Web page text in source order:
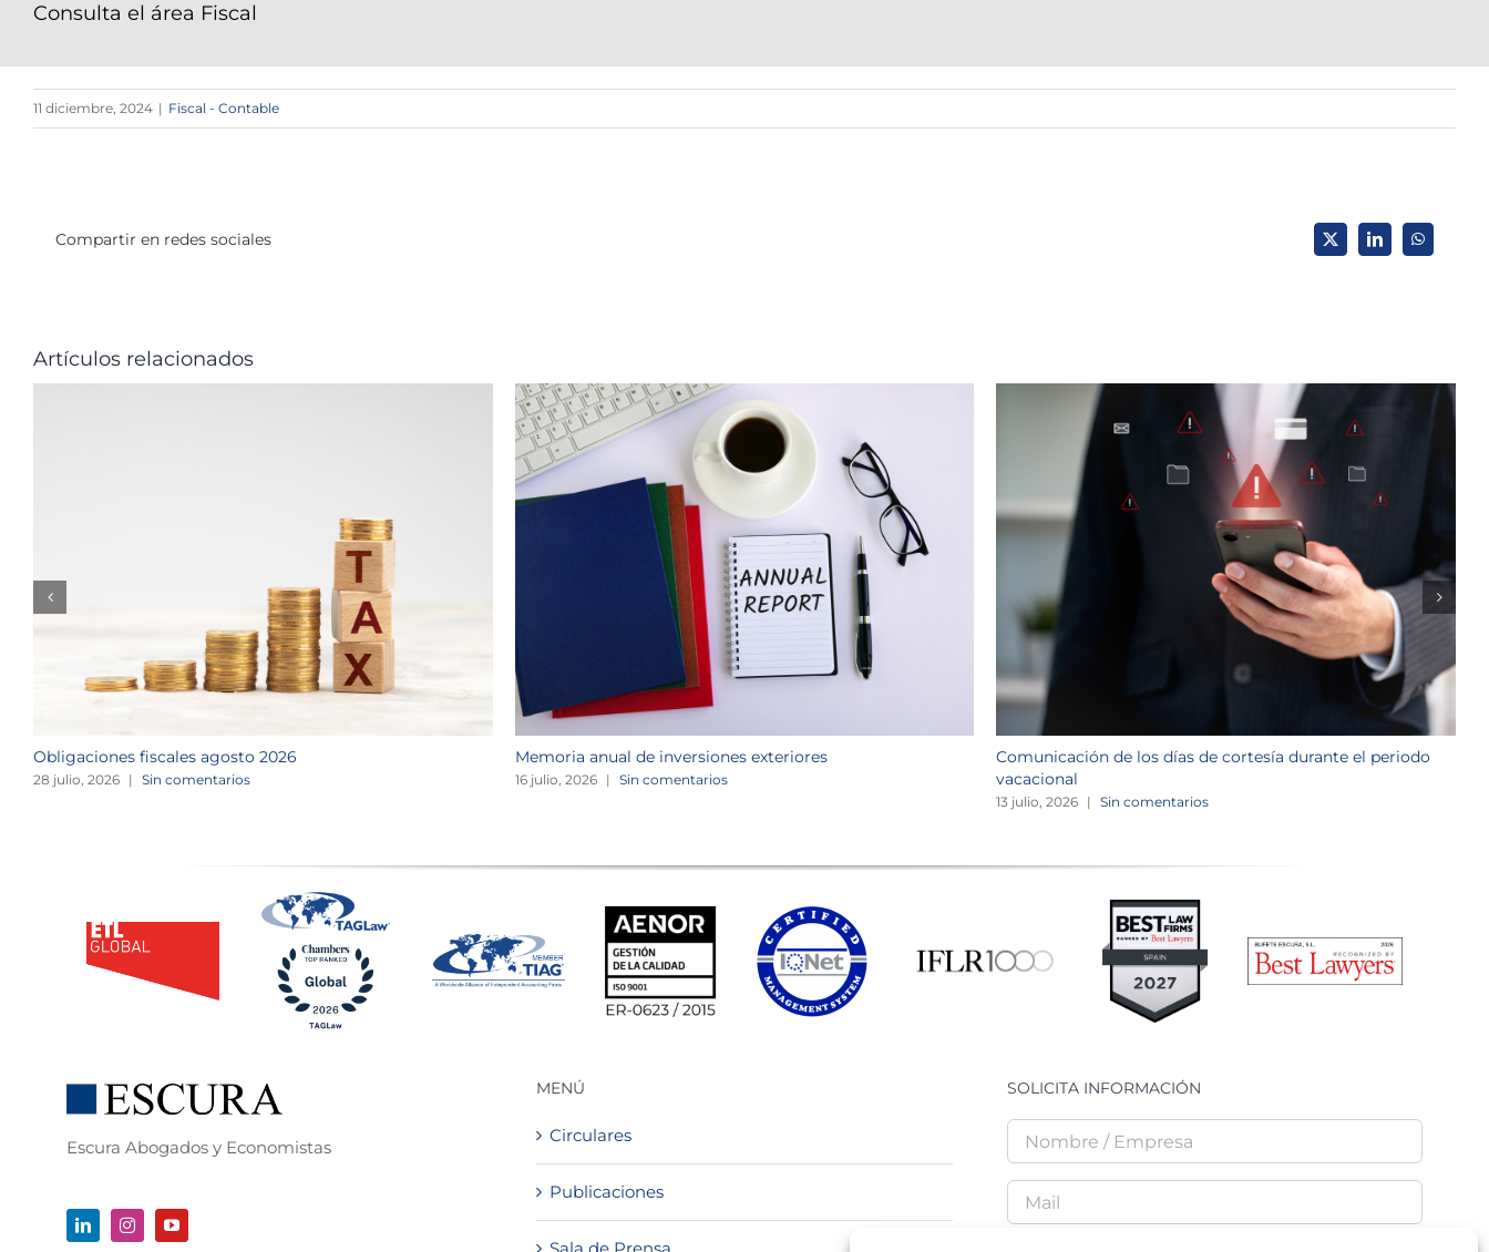
Consulta el área Fiscal
11 diciembre, 2024 | Fiscal - Contable
Compartir en redes sociales X LinkedInWhatsApp
Artículos relacionados
Obligaciones fiscales agosto 2026
28 julio, 2026 | Sin comentarios
Memoria anual de inversiones exteriores
16 julio, 2026 | Sin comentarios
Comunicación de los días de cortesía durante el periodo
vacacional
13 julio, 2026 | Sin comentarios
Escura Abogados y Economistas
MENÚ
Circulares
Publicaciones
SOLICITA INFORMACIÓN